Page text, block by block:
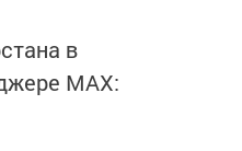
в
MАХ: